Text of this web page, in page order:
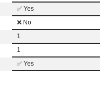
✅ Yes
❌ No
1
1
✅ Yes